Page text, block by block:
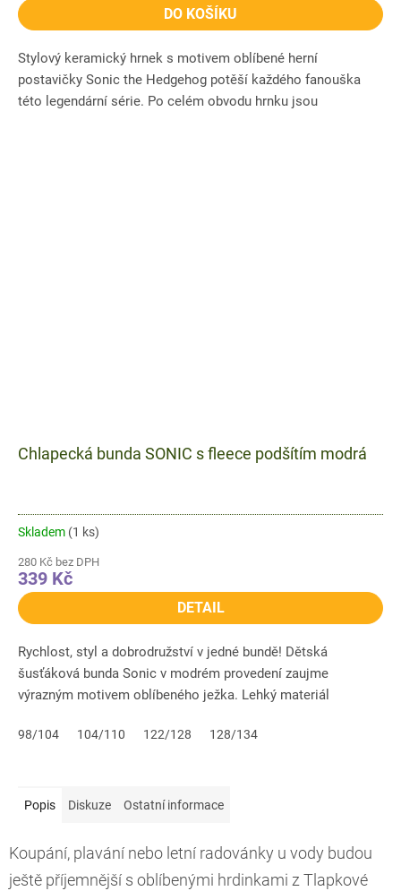
DO KOŠÍKU
Stylový keramický hrnek s motivem oblíbené herní
postavičky Sonic the Hedgehog potěší každého fanouška
této legendární série. Po celém obvodu hrnku jsou
Chlapecká bunda SONIC s fleece podšítím modrá
Skladem (1 ks)
280 Kč bez DPH
339 Kč
DETAIL
Rychlost, styl a dobrodružství v jedné bundě! Dětská
šusťáková bunda Sonic v modrém provedení zaujme
výrazným motivem oblíbeného ježka. Lehký materiál
98/104 104/110 122/128 128/134
Popis Diskuze Ostatní informace
Koupání, plavání nebo letní radovánky u vody budou
ještě příjemnější s oblíbenými hrdinkami z Tlapkové